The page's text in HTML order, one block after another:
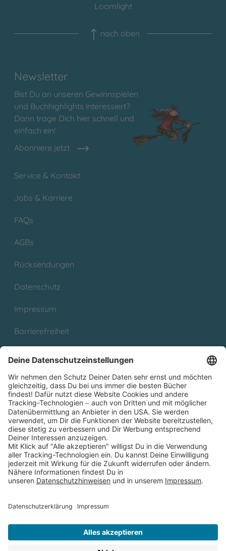
Loomlight
nach oben
Newsletter
Bist Du an unseren Gewinnspielen
und Buchhighlights interessiert?
Dann trage Dich hier schnell und
einfach ein!
Abonniere jetzt
Service & Kontakt
Jobs & Karriere
FAQs
AGBs
Rücksendungen
Datenschutz
Impressum
Barrierefreiheit
Partnerprogramm (Affiliate)
Folge uns auf
* Versandkostenfrei ab 9,00 € Bestellwert innerhalb
Deutschlands
** Lieferzeit 1-3 Werktage innerhalb Deutschlands
Thienemann-Esslinger Verlag GmbH, Blumenstraße 36, D-70182